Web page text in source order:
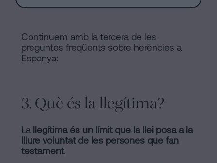
Continuem amb la tercera de les
preguntes freqüents sobre herències a
Espanya:
3. Què és la llegítima?
La
llegítima és un límit que la llei posa a la
lliure voluntat de les persones que fan
testament.